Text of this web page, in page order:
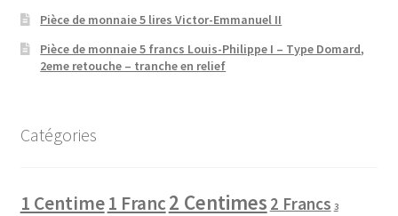
Pièce de monnaie 5 lires Victor-Emmanuel II
Pièce de monnaie 5 francs Louis-Philippe I – Type Domard,
2eme retouche – tranche en relief
Catégories
1 Centime1 Franc2 Centimes 2 Francs 3